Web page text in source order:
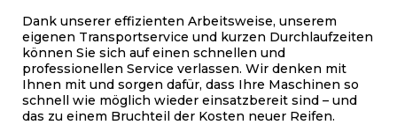
Dank unserer effizienten Arbeitsweise, unserem
eigenen Transportservice und kurzen Durchlaufzeiten
können Sie sich auf einen schnellen und
professionellen Service verlassen. Wir denken mit
Ihnen mit und sorgen dafür, dass Ihre Maschinen so
schnell wie möglich wieder einsatzbereit sind – und
das zu einem Bruchteil der Kosten neuer Reifen.